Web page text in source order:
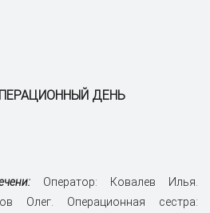
ДЕНЬ
Оператор: Ковалев Илья.
Олег. Операционная сестра: